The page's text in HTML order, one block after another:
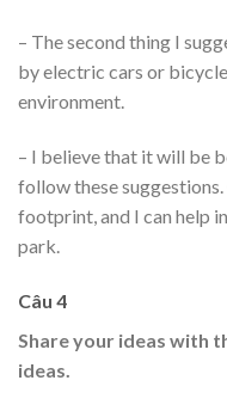
– The second thing I
by electric cars or
environment.
– I believe that it will be
follow these
footprint, and I can help
park.
Câu 4
Share your ideas with
ideas.